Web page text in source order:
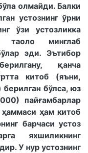
олмайди. Балки
устознинг ўрни
ўзи устозликка
таоло минглаб
эди. Эътибор
қанча
китоб (яъни,
бўлса, юз
пайғамбарлар
ҳаммаси ҳам китоб
барчаси устоз
яхшиликнинг
У нур устознинг